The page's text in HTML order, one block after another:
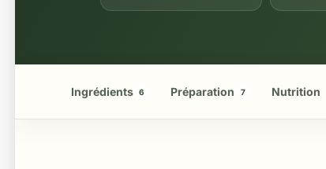
Ingrédients 6 Préparation 7 Nutrition